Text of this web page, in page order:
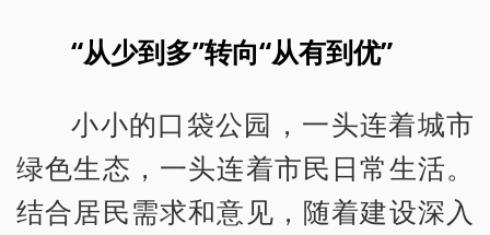
“从少到多”转向“从有到优”
小小的口袋公园，一头连着城市
绿色生态，一头连着市民日常生活。
结合居民需求和意见，随着建设深入